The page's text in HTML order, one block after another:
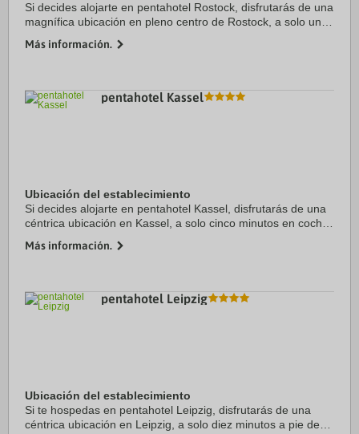
Si decides alojarte en pentahotel Rostock, disfrutarás de una
magnífica ubicación en pleno centro de Rostock, a solo unos
Rostock y Kröpeliner Strasse & ...
Más información.
pentahotel Kassel
Ubicación del establecimiento
Si decides alojarte en pentahotel Kassel, disfrutarás de una
céntrica ubicación en Kassel, a solo cinco minutos en coche
hotel para familias se ...
Más información.
pentahotel Leipzig
Ubicación del establecimiento
Si te hospedas en pentahotel Leipzig, disfrutarás de una
céntrica ubicación en Leipzig, a solo diez minutos a pie de